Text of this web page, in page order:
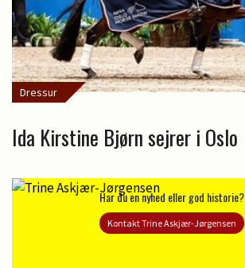
Dressur
Ida Kirstine Bjørn sejrer i Oslo
Har du en nyhed eller god historie?
Kontakt Trine Askjær-Jørgensen